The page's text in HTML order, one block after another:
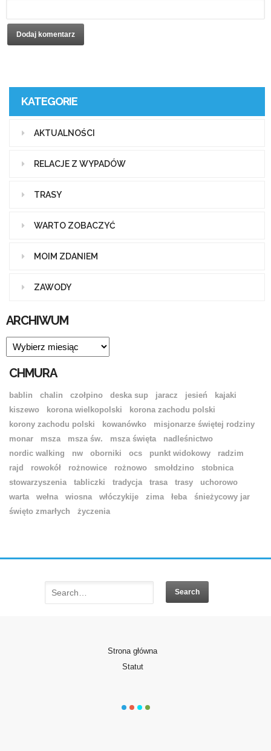
KATEGORIE
AKTUALNOŚCI
RELACJE Z WYPADÓW
TRASY
WARTO ZOBACZYĆ
MOIM ZDANIEM
ZAWODY
ARCHIWUM
ARCHIWUM
CHMURA
bablin chalin czołpino deska sup jaracz jesień
kajaki
kiszewo
korona wielkopolski
korona zachodu polski
korony zachodu polski
kowanówko
misjonarze świętej rodziny
monar
msza msza św. msza święta
nadleśnictwo
nordic walking
nw oborniki ocs punkt widokowy
radzim
rajd
rowokół rożnowice rożnowo smołdzino
stobnica
stowarzyszenia
tabliczki tradycja trasa trasy
uchorowo
warta
wełna wiosna włóczykije zima łeba
śnieżycowy jar
święto zmarłych
życzenia
Strona główna
Statut